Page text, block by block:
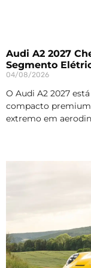
Audi A2 2027
Segmento
04/08/2026
O Audi A2 2027
compacto
extremo em